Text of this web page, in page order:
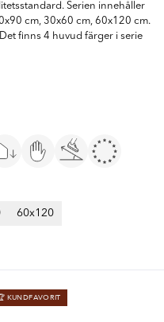
Serien innehåller
cm, 30x60 cm, 60x120 cm.
finns 4 huvud färger i serie
60x120
KUNDFAVORIT